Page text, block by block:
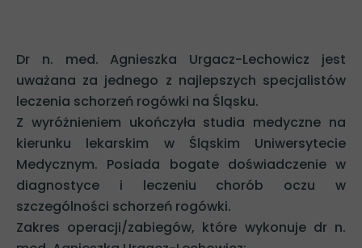
Dr n. med. Agnieszka Urgacz-Lechowicz jest
uważana za jednego z najlepszych specjalistów
leczenia schorzeń rogówki na Śląsku.
Z wyróżnieniem ukończyła studia medyczne na
kierunku lekarskim w Śląskim Uniwersytecie
Medycznym. Posiada bogate doświadczenie w
diagnostyce i leczeniu chorób oczu w
szczególności schorzeń rogówki.
Zakres operacji/zabiegów, które wykonuje dr n.